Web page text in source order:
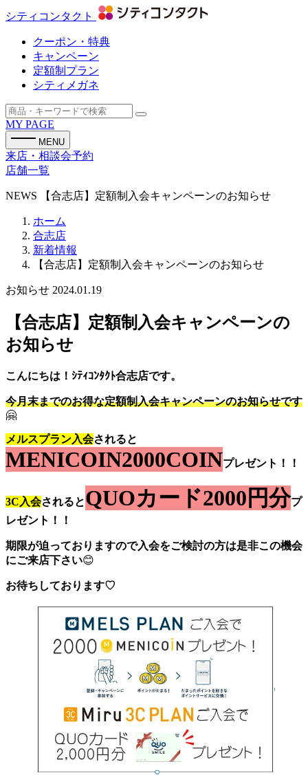
シティコンタクト
クーポン・特典
キャンペーン
定額制プラン
シティメガネ
MY PAGE
MENU
来店・相談会予約
店舗一覧
NEWS 【合志店】定額制入会キャンペーンのお知らせ
ホーム
合志店
新着情報
【合志店】定額制入会キャンペーンのお知らせ
お知らせ 2024.01.19
【合志店】定額制入会キャンペーンの
お知らせ
こんにちは！ｼﾃｨｺﾝﾀｸﾄ合志店です。
今月末までのお得な定額制入会キャンペーンのお知らせです
🤗
メルスプラン入会されると
MENICOIN2000COINプレゼント！！
3C入会されるとQUOカード2000円分プ
レゼント！！
期限が迫っておりますので入会をご検討の方は是非この機会
にご来店下さい😊
お待ちしております♡